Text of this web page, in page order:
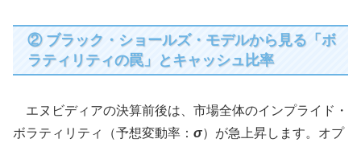
② ブラック・ショールズ・モデルから見る「ボ
ラティリティの罠」とキャッシュ比率
エヌビディアの決算前後は、市場全体のインプライド・
ボラティリティ（予想変動率： σ）が急上昇します。オプ